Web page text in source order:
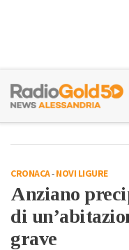
CRONACA-NOVI LIGURE
Anziano
di
grave